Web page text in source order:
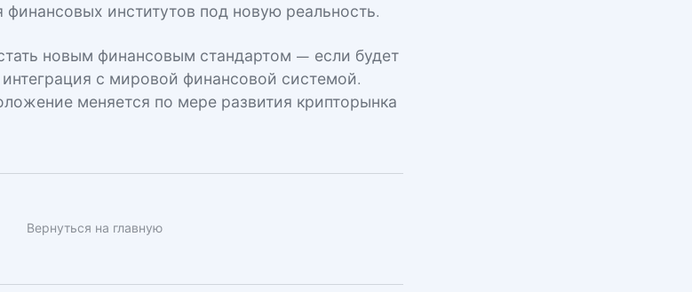
финансовых институтов под новую реальность.
новым финансовым стандартом — если будет
с мировой финансовой системой.
меняется по мере развития крипторынка
Вернуться на главную